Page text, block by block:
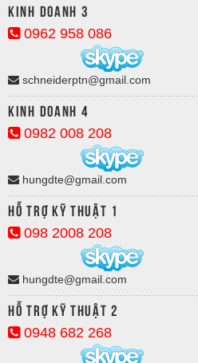
Kinh doanh 3
0962 958 086
schneiderptn@gmail.com
Kinh doanh 4
0982 008 208
hungdte@gmail.com
Hỗ trợ kỹ thuật 1
098 2008 208
hungdte@gmail.com
Hỗ trợ kỹ thuật 2
0948 682 268